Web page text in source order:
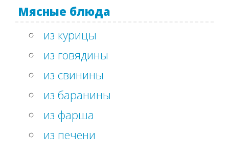
Мясные блюда
из курицы
из говядины
из свинины
из баранины
из фарша
из печени